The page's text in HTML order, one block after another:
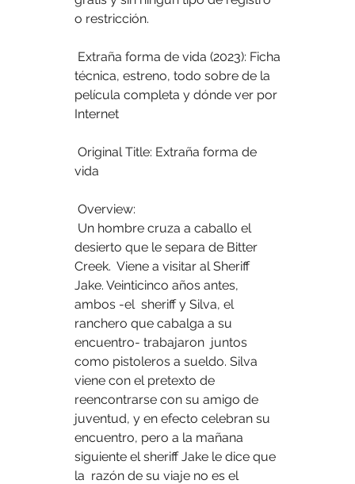
o restricción.
técnica, estreno, todo sobre de la
película completa y dónde ver por
Internet
vida
Overview:
desierto que le separa de Bitter
Creek.  Viene a visitar al Sheriff
Jake. Veinticinco años antes,
ambos -el  sheriff y Silva, el
ranchero que cabalga a su
encuentro- trabajaron  juntos
como pistoleros a sueldo. Silva
viene con el pretexto de
reencontrarse con su amigo de
juventud, y en efecto celebran su
encuentro, pero a la mañana
siguiente el sheriff Jake le dice que
la  razón de su viaje no es el